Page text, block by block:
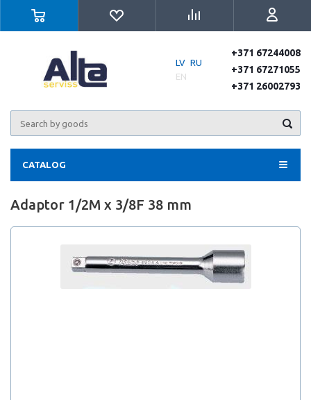
LV RU
EN
+371 67244008
+371 67271055
+371 26002793
CATALOG
Adaptor 1/2M x 3/8F 38 mm